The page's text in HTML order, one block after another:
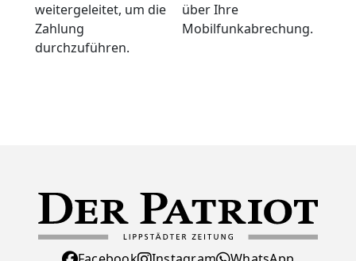
weitergeleitet, um die
Zahlung
durchzuführen.
über Ihre
Mobilfunkabrechung.